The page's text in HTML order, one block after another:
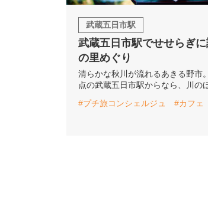
武蔵五日市駅
武蔵五日市駅でせせらぎ
の里めぐり
清らかな秋川が流れるあきる野市
点の武蔵五日市駅からなら、川の
#プチ旅コンシェルジュ
#カフェ